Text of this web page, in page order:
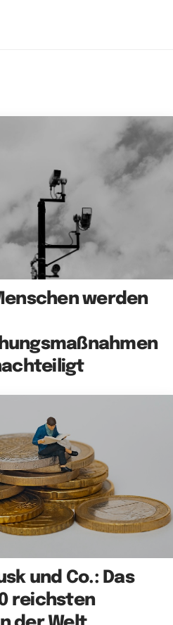
werden
und Co.: Das
reichsten